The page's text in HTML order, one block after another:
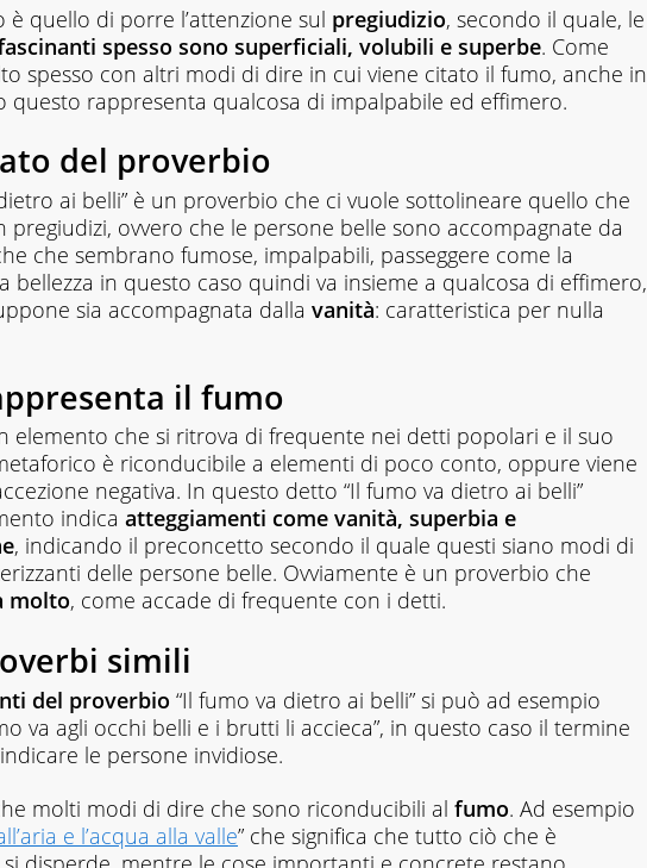
è quello di porre l’attenzione sul pregiudizio, secondo il quale, le
spesso sono superficiali, volubili e superbe. Come
spesso con altri modi di dire in cui viene citato il fumo, anche in
questo rappresenta qualcosa di impalpabile ed effimero.
del proverbio
ai belli” è un proverbio che ci vuole sottolineare quello che
pregiudizi, ovvero che le persone belle sono accompagnate da
che sembrano fumose, impalpabili, passeggere come la
bellezza in questo caso quindi va insieme a qualcosa di effimero,
sia accompagnata dalla vanità: caratteristica per nulla
il fumo
elemento che si ritrova di frequente nei detti popolari e il suo
è riconducibile a elementi di poco conto, oppure viene
negativa. In questo detto “Il fumo va dietro ai belli”
indica atteggiamenti come vanità, superbia e
, indicando il preconcetto secondo il quale questi siano modi di
delle persone belle. Ovviamente è un proverbio che
molto, come accade di frequente con i detti.
simili
del proverbio “Il fumo va dietro ai belli” si può ad esempio
va agli occhi belli e i brutti li accieca”, in questo caso il termine
le persone invidiose.
molti modi di dire che sono riconducibili al fumo. Ad esempio
e l’acqua alla valle” che significa che tutto ciò che è